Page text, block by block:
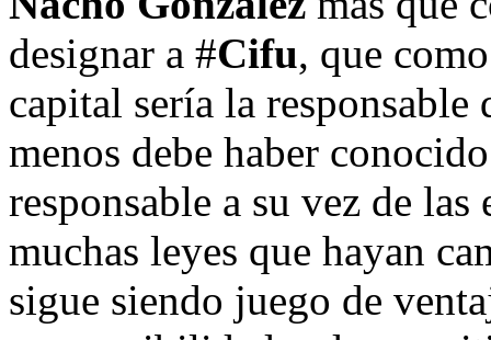
designar a #Cifu, que
capital sería la responsable
menos debe haber
responsable a su vez de
muchas leyes que hayan
sigue siendo juego de